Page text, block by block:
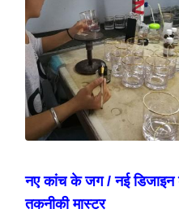
नए कांच के जग / नई डिजाइन
तकनीकी मास्टर